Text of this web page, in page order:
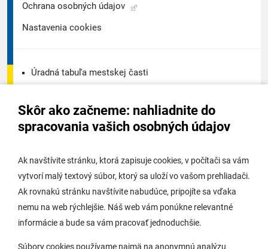
Skôr ako začneme: nahliadnite do
spracovania vašich osobných údajov
Ak navštívite stránku, ktorá zapisuje cookies, v počítači sa vám
vytvorí malý textový súbor, ktorý sa uloží vo vašom prehliadači.
Ak rovnakú stránku navštívite nabudúce, pripojíte sa vďaka
nemu na web rýchlejšie. Náš web vám ponúkne relevantné
informácie a bude sa vám pracovať jednoduchšie.
Súbory cookies používame najmä na anonymnú analýzu
Ochrana osobných údajov
Nastavenia cookies
Úradná tabuľa mestskej časti
Úradná tabuľa stavebného úradu
Potrebujem vybaviť
Samospráva